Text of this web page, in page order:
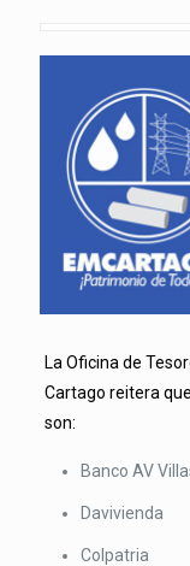
La Oficina de
Cartago reitera
son:
Banco AV
Davivienda
Colpatria